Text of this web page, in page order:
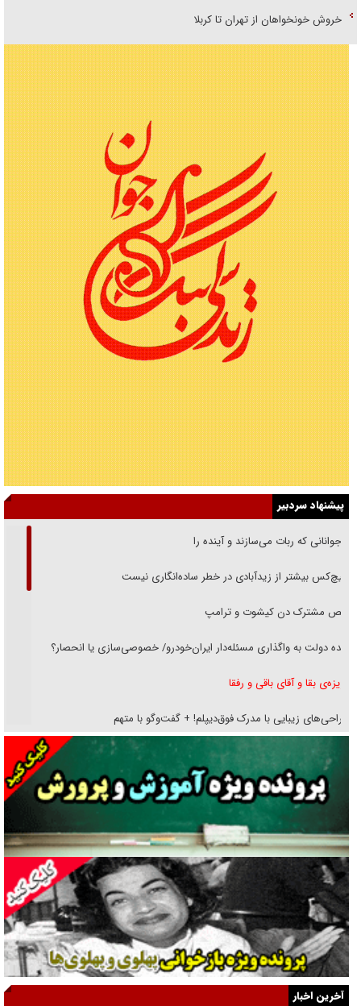
خروش خونخواهان از تهران تا کربلا
پیشنهاد سردبیر
نوجوانانی که ربات می‌سازند و آینده را
هیچ‌کس بیشتر از زیدآبادی در خطر ساده‌انگاری نیست
رقص مشترک دن کیشوت و ترامپ
دنده دولت به واگذاری مسئله‌دار ایران‌خودرو/ خصوصی‌سازی یا انحصار؟
غریزه‌ی بقا و آقای باقی و رفقا
جراحی‌های زیبایی با مدرک فوق‌دیپلم! + گفت‌وگو با متهم
گفت‌وگو با همسر یکی از شهدای جنگ رمضان/ پیکر بی‌سر شهید را از
انگشت‌های پا شناسایی کردیم
نسلی که آنلاین الگو می‌گیرد
گفت‌وگو با آیت‌الله جاودان/ جفای مخالفان مکانت معنوی رهبر شهید را
ارتقا می‌داد
راننده مست به قانون می‌خندد
همه آقای دوربینی شده‌ایم!
قصه ناتمام سرویس مدارس
آخرین اخبار